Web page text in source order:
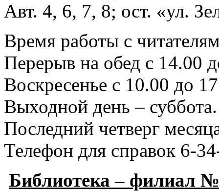
Авт. 4, 6, 7, 8; ост. «ул.
Время работы с
Перерыв на обед с 14.00
Воскресенье с 10.00 до
Выходной день – суббота.
Последний четверг
Телефон для справок 6-
Библиотека – филиал